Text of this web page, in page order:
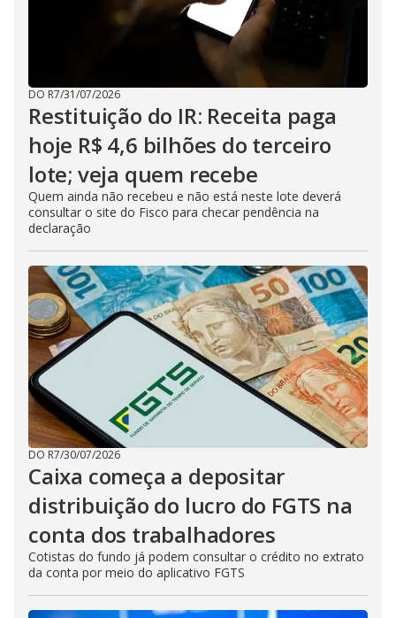
DO R7/31/07/2026
Restituição do IR: Receita paga
hoje R$ 4,6 bilhões do terceiro
lote; veja quem recebe
Quem ainda não recebeu e não está neste lote deverá
consultar o site do Fisco para checar pendência na
declaração
DO R7/30/07/2026
Caixa começa a depositar
distribuição do lucro do FGTS na
conta dos trabalhadores
Cotistas do fundo já podem consultar o crédito no extrato
da conta por meio do aplicativo FGTS